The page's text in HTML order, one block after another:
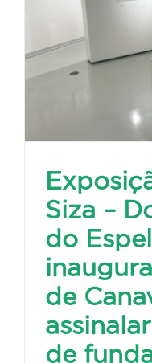
Siza –
do
de
de